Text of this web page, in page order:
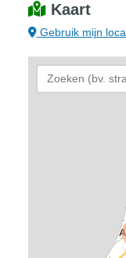
Kaart
Gebruik mijn